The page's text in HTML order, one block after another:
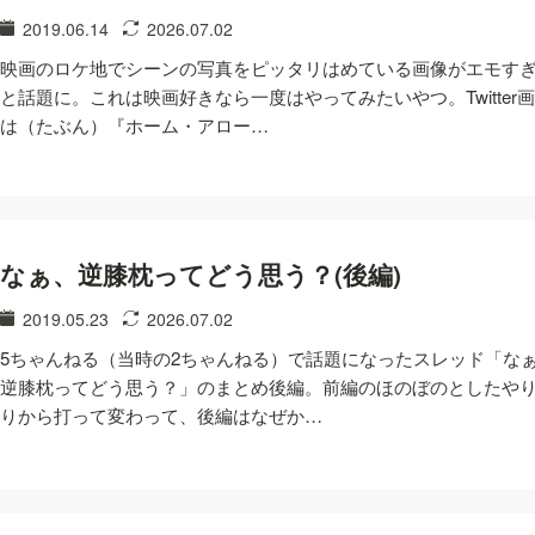
2019.06.14 2026.07.02
映画のロケ地でシーンの写真をピッタリはめている画像がエモす
と話題に。これは映画好きなら一度はやってみたいやつ。Twitter
は（たぶん）『ホーム・アロー…
なぁ、逆膝枕ってどう思う？(後編)
2019.05.23 2026.07.02
5ちゃんねる（当時の2ちゃんねる）で話題になったスレッド「なぁ
逆膝枕ってどう思う？」のまとめ後編。前編のほのぼのとしたや
りから打って変わって、後編はなぜか…